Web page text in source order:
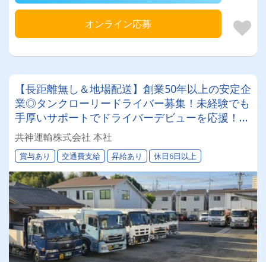
オンライン応募
【長距離無し＆地場配送】創業50年以上の安定企
業◎タンクローリードライバー募集！未経験でも
手厚いサポートでドライバーデビューを応援！
【日曜固定休・14時定時】でプライベートや家族
との時間も充実！
共神運輸株式会社 本社
賞与あり 交通費支給 昇給あり 休日6日以上